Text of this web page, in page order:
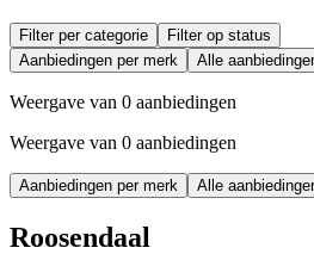
Filter per categorie
Filter op status
Aanbiedingen per merk
Alle
Weergave van 0 aanbiedingen
Weergave van 0 aanbiedingen
Aanbiedingen per merk Alle
Roosendaal